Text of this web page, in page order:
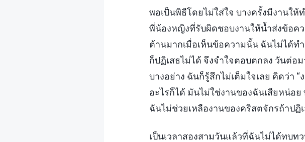
พอเป็นพิธีโดยไม่ใส่ใจ บางครั้งมีงานใ
พี่น้องหญิงที่รับผิดชอบงานให้น้ำส่งข้อค
ต้านมากเมื่อเห็นข้อความนั้น ฉันไม่ได้
ก็ปฏิเสธไม่ได้ จึงจำใจตอบตกลง วันต่
บางอย่าง ฉันก็รู้สึกไม่เต็มใจเลย คิดว่า
อะไรก็ได้ มันไม่ใช่งานของฉันเสียหน่อ
ฉันไม่ช่วยเหลืองานของคริสตจักรถ้าปฏิ
เป็นเวลาสองสามวันแล้วที่ฉันไม่ได้ทบท